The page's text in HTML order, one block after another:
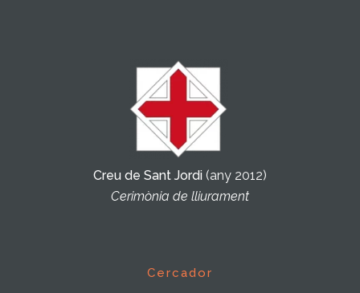
Creu de Sant Jordi (any 2012)
Cerimònia de lliurament
Cercador